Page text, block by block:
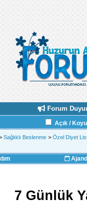
Forum
Açık /
Sağlıklı Beslenme > Özel Diyet
7 Günlük